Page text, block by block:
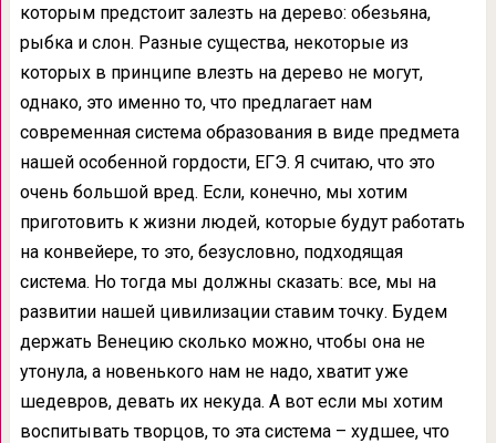
которым предстоит залезть на дерево: обезьяна,
рыбка и слон. Разные существа, некоторые из
которых в принципе влезть на дерево не могут,
однако, это именно то, что предлагает нам
современная система образования в виде предмета
нашей особенной гордости, ЕГЭ. Я считаю, что это
очень большой вред. Если, конечно, мы хотим
приготовить к жизни людей, которые будут работать
на конвейере, то это, безусловно, подходящая
система. Но тогда мы должны сказать: все, мы на
развитии нашей цивилизации ставим точку. Будем
держать Венецию сколько можно, чтобы она не
утонула, а новенького нам не надо, хватит уже
шедевров, девать их некуда. А вот если мы хотим
воспитывать творцов, то эта система – худшее, что